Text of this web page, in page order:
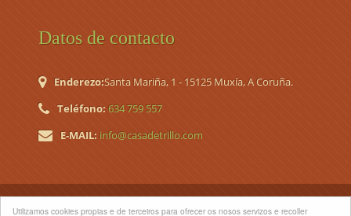
Utilizamos cookies propias e de terceiros para ofrecer os nosos servizos e recoller
Datos de contacto
Enderezo:Santa Mariña, 1 - 15125 Muxía, A Coruña.
Teléfono: 634 759 557
E-MAIL: info@casadetrillo.com